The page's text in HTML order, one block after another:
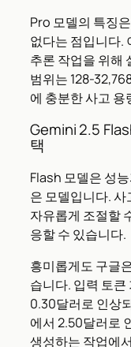
Pro 모델의 특징
없다는 점입니다.
추론 작업을 위해
범위는 128-
에 충분한 사고
Gemini 2.5
택
Flash 모델은 성
은 모델입니다.
자유롭게 조절할
응할 수 있습니다.
흥미롭게도 구글
습니다. 입력 토큰
0.30달러로 인상
에서 2.50달러로
생성하는 작업에